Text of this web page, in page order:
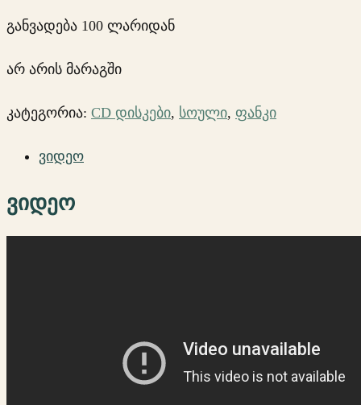
განვადება 100 ლარიდან
არ არის მარაგში
კატეგორია: CD დისკები, სოული, ფანკი
ვიდეო
ვიდეო